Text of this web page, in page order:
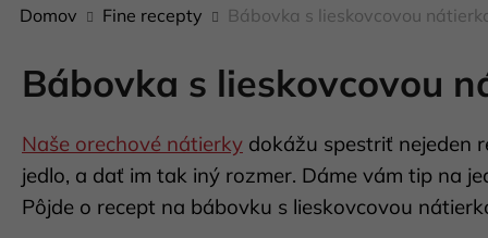
Domov Fine recepty Bábovka s lieskovcovou
Bábovka s lieskovcovou
Naše orechové nátierky dokážu spestriť nejeden
jedlo, a dať im tak iný rozmer. Dáme vám tip na
Pôjde o recept na bábovku s lieskovcovou